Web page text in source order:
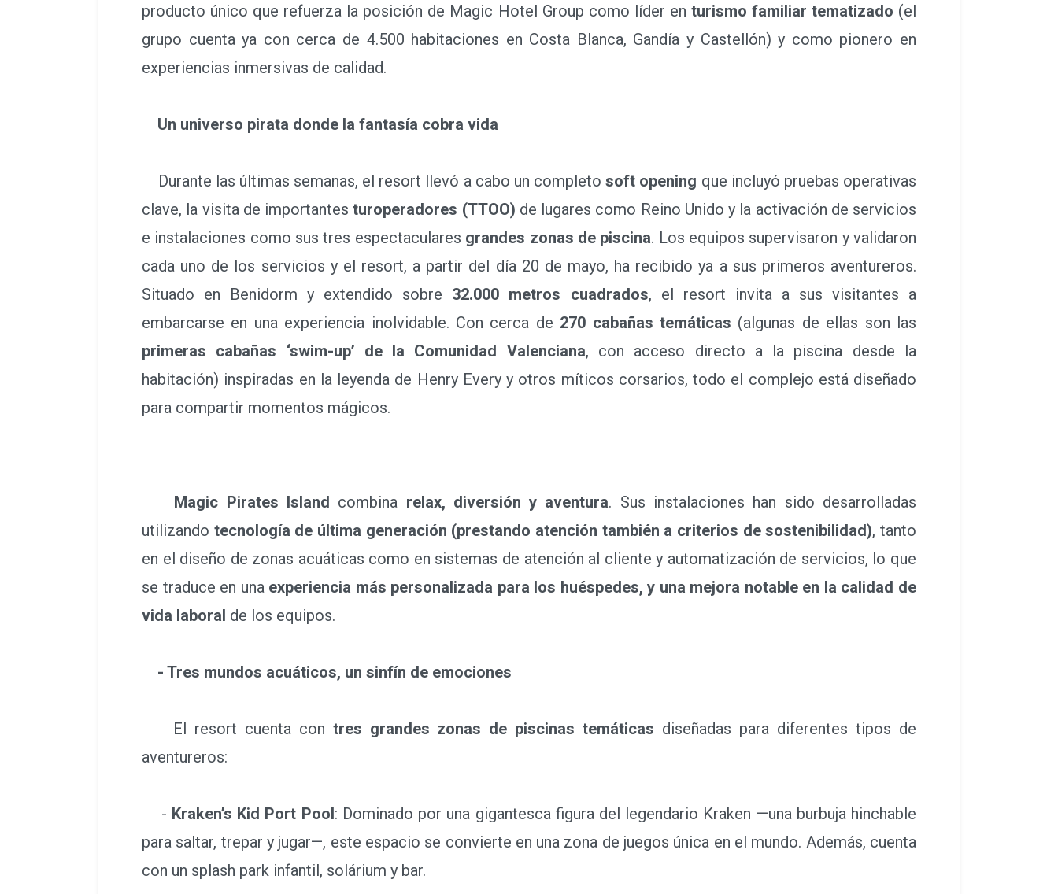
producto único que refuerza la posición de Magic Hotel Group como líder en turismo familiar tematizado (el
grupo cuenta ya con cerca de 4.500 habitaciones en Costa Blanca, Gandía y Castellón) y como pionero en
experiencias inmersivas de calidad.
Un universo pirata donde la fantasía cobra vida
Durante las últimas semanas, el resort llevó a cabo un completosoft opening que incluyó pruebas operativas
clave, la visita de importantesturoperadores (TTOO) de lugares como Reino Unido y la activación de servicios
e instalaciones como sus tres espectaculares grandes zonas de piscina. Los equipos supervisaron y validaron
cada uno de los servicios y el resort, a partir del día 20 de mayo, ha recibido ya a sus primeros aventureros.
Situado en Benidorm y extendido sobre 32.000 metros cuadrados, el resort invita a sus visitantes a
embarcarse en una experiencia inolvidable. Con cerca de 270 cabañas temáticas (algunas de ellas son las
primeras cabañas ‘swim-up’ de la Comunidad Valenciana, con acceso directo a la piscina desde la
habitación) inspiradas en la leyenda de Henry Every y otros míticos corsarios, todo el complejo está diseñado
para compartir momentos mágicos.
Magic Pirates Island combina relax, diversión y aventura. Sus instalaciones han sido desarrolladas
utilizando tecnología de última generación (prestando atención también a criterios de sostenibilidad), tanto
en el diseño de zonas acuáticas como en sistemas de atención al cliente y automatización de servicios, lo que
se traduce en una experiencia más personalizada para los huéspedes, y una mejora notable en la calidad de
vida laboral de los equipos.
- Tres mundos acuáticos, un sinfín de emociones
El resort cuenta con tres grandes zonas de piscinas temáticas diseñadas para diferentes tipos de
aventureros:
- Kraken’s Kid Port Pool: Dominado por una gigantesca figura del legendario Kraken —una burbuja hinchable
para saltar, trepar y jugar—, este espacio se convierte en una zona de juegos única en el mundo. Además, cuenta
con un splash park infantil, solárium y bar.